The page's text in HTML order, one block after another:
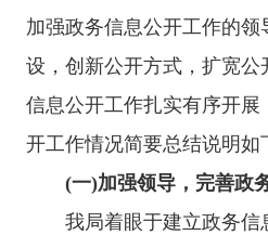
加强政务信息公开工作的领
设，创新公开方式，扩宽
信息公开工作扎实有序开展
开工作情况简要总结说明如
(一)加强领导，完善政
我局着眼于建立政务信